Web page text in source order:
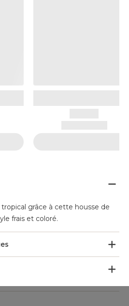
grâce à cette housse de
frais et coloré.